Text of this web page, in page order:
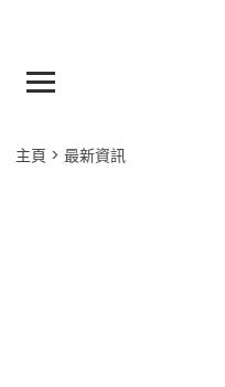
主頁 最新資訊